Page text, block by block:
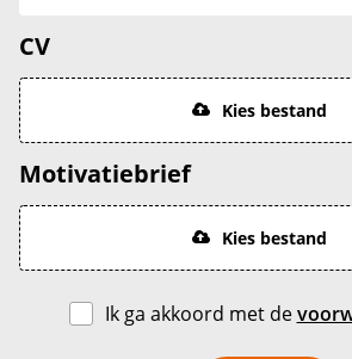
CV
Kies bestand
Motivatiebrief
Kies bestand
Ik ga akkoord met de